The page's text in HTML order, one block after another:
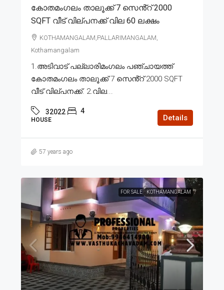
കോതമംഗലം താലൂക്ക് 7 സെൻ്റ് 2000
SQFT വീട് വില്പനക്ക് വില 60 ലക്ഷം
KOTHAMANGALAM,PALLARIMANGALAM,
Kothamangalam
1.അടിവാട് പല്ലാരിമംഗലം പഞ്ചായത്ത്
കോതമംഗലം താലൂക്ക് 7 സെൻ്റ് 2000 SQFT
വീട് വില്പനക്ക്. 2.വില...
32022 4
HOUSE Details
57 years ago
FOR SALE KOTHAMANGALAM